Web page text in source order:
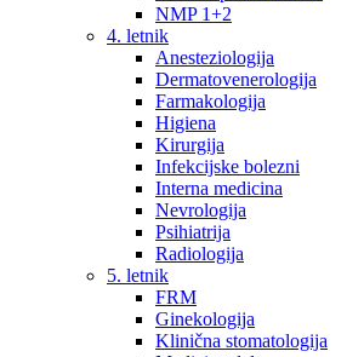
NMP 1+2
4. letnik
Anesteziologija
Dermatovenerologija
Farmakologija
Higiena
Kirurgija
Infekcijske bolezni
Interna medicina
Nevrologija
Psihiatrija
Radiologija
5. letnik
FRM
Ginekologija
Klinična stomatologija